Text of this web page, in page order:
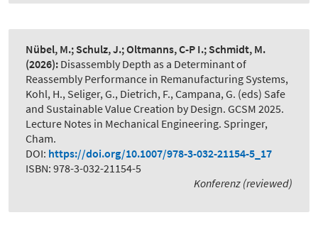
Nübel, M.; Schulz, J.; Oltmanns, C-P I.; Schmidt, M.
(2026): Disassembly Depth as a Determinant of
Reassembly Performance in Remanufacturing Systems,
Kohl, H., Seliger, G., Dietrich, F., Campana, G. (eds) Safe
and Sustainable Value Creation by Design. GCSM 2025.
Lecture Notes in Mechanical Engineering. Springer,
Cham.
DOI: https://doi.org/10.1007/978-3-032-21154-5_17
ISBN: 978-3-032-21154-5
Konferenz (reviewed)